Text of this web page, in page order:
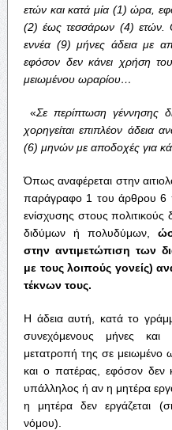
ετών και κατά μία (1) ώρα,
(2) έως τεσσάρων (4) ετών.
εννέα (9) μήνες άδεια με
εφόσον δεν κάνει χρήση
μειωμένου ωραρίου…
«Σε περίπτωση γέννησης
χορηγείται επιπλέον άδεια
(6) μηνών με αποδοχές για
Όπως αναφέρεται στην
παράγραφο 1 του άρθρου 6
ενίσχυσης στους πολιτικούς
διδύμων ή πολυδύμων,
στην αντιμετώπιση των
με τους λοιπούς γονείς)
τέκνων τους.
Η άδεια αυτή, κατά το
συνεχόμενους μήνες
μετατροπή της σε μειωμένο
και ο πατέρας, εφόσον δεν
υπάλληλος ή αν η μητέρα
η μητέρα δεν εργάζεται
νόμου).